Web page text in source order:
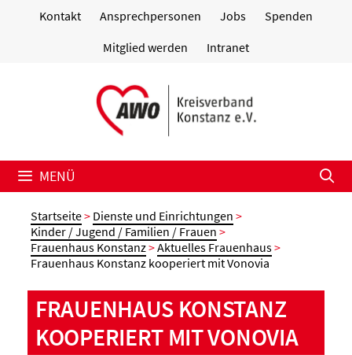
Kontakt Ansprechpersonen Jobs
Spenden
Mitglied werden
Intranet
MENÜ
Startseite> Dienste und Einrichtungen >
Kinder / Jugend / Familien / Frauen >
Frauenhaus Konstanz>Aktuelles Frauenhaus>
Frauenhaus Konstanz kooperiert mit Vonovia
FRAUENHAUS KONSTANZ
KOOPERIERT MIT VONOVIA